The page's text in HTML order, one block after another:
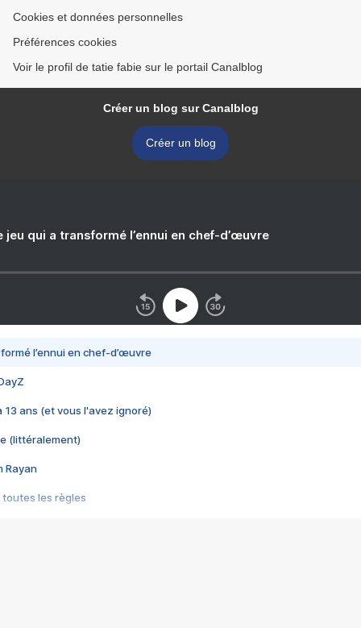
Cookies et données personnelles
Préférences cookies
Voir le profil de tatie fabie sur le portail Canalblog
Créer un blog sur Canalblog
Créer un blog
jeu qui a transformé l’ennui en chef-d’œuvre
l’ennui en chef-d’œuvre
13 ans (et vous l'avez ignoré)
(littéralement)
Rayan
toutes les règles